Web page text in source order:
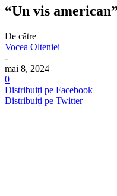
“Un vis
De către
Vocea Olteniei
-
mai 8, 2024
0
Distribuiți pe Facebook
Distribuiți pe Twitter